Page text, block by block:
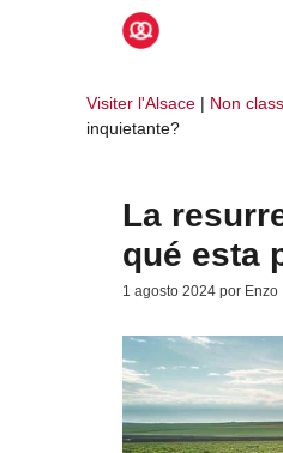
Visiter l'Alsace | Non
inquietante?
La
qué esta
1 agosto 2024 por Enzo